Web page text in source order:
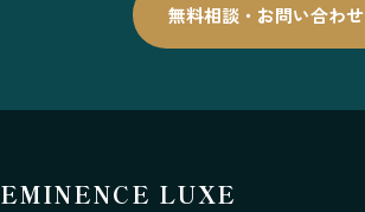
無料相談・お問い合わせ
EMINENCE LUXE